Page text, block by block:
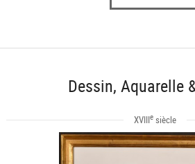
Dessin, Aquarelle
XVIIIe siècle